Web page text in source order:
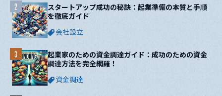
スタートアップ成功の秘訣：起業準備の本質と手順
を徹底ガイド
会社設立
2
起業家のための資金調達ガイド：成功のための資金
調達方法を完全網羅！
資金調達
3